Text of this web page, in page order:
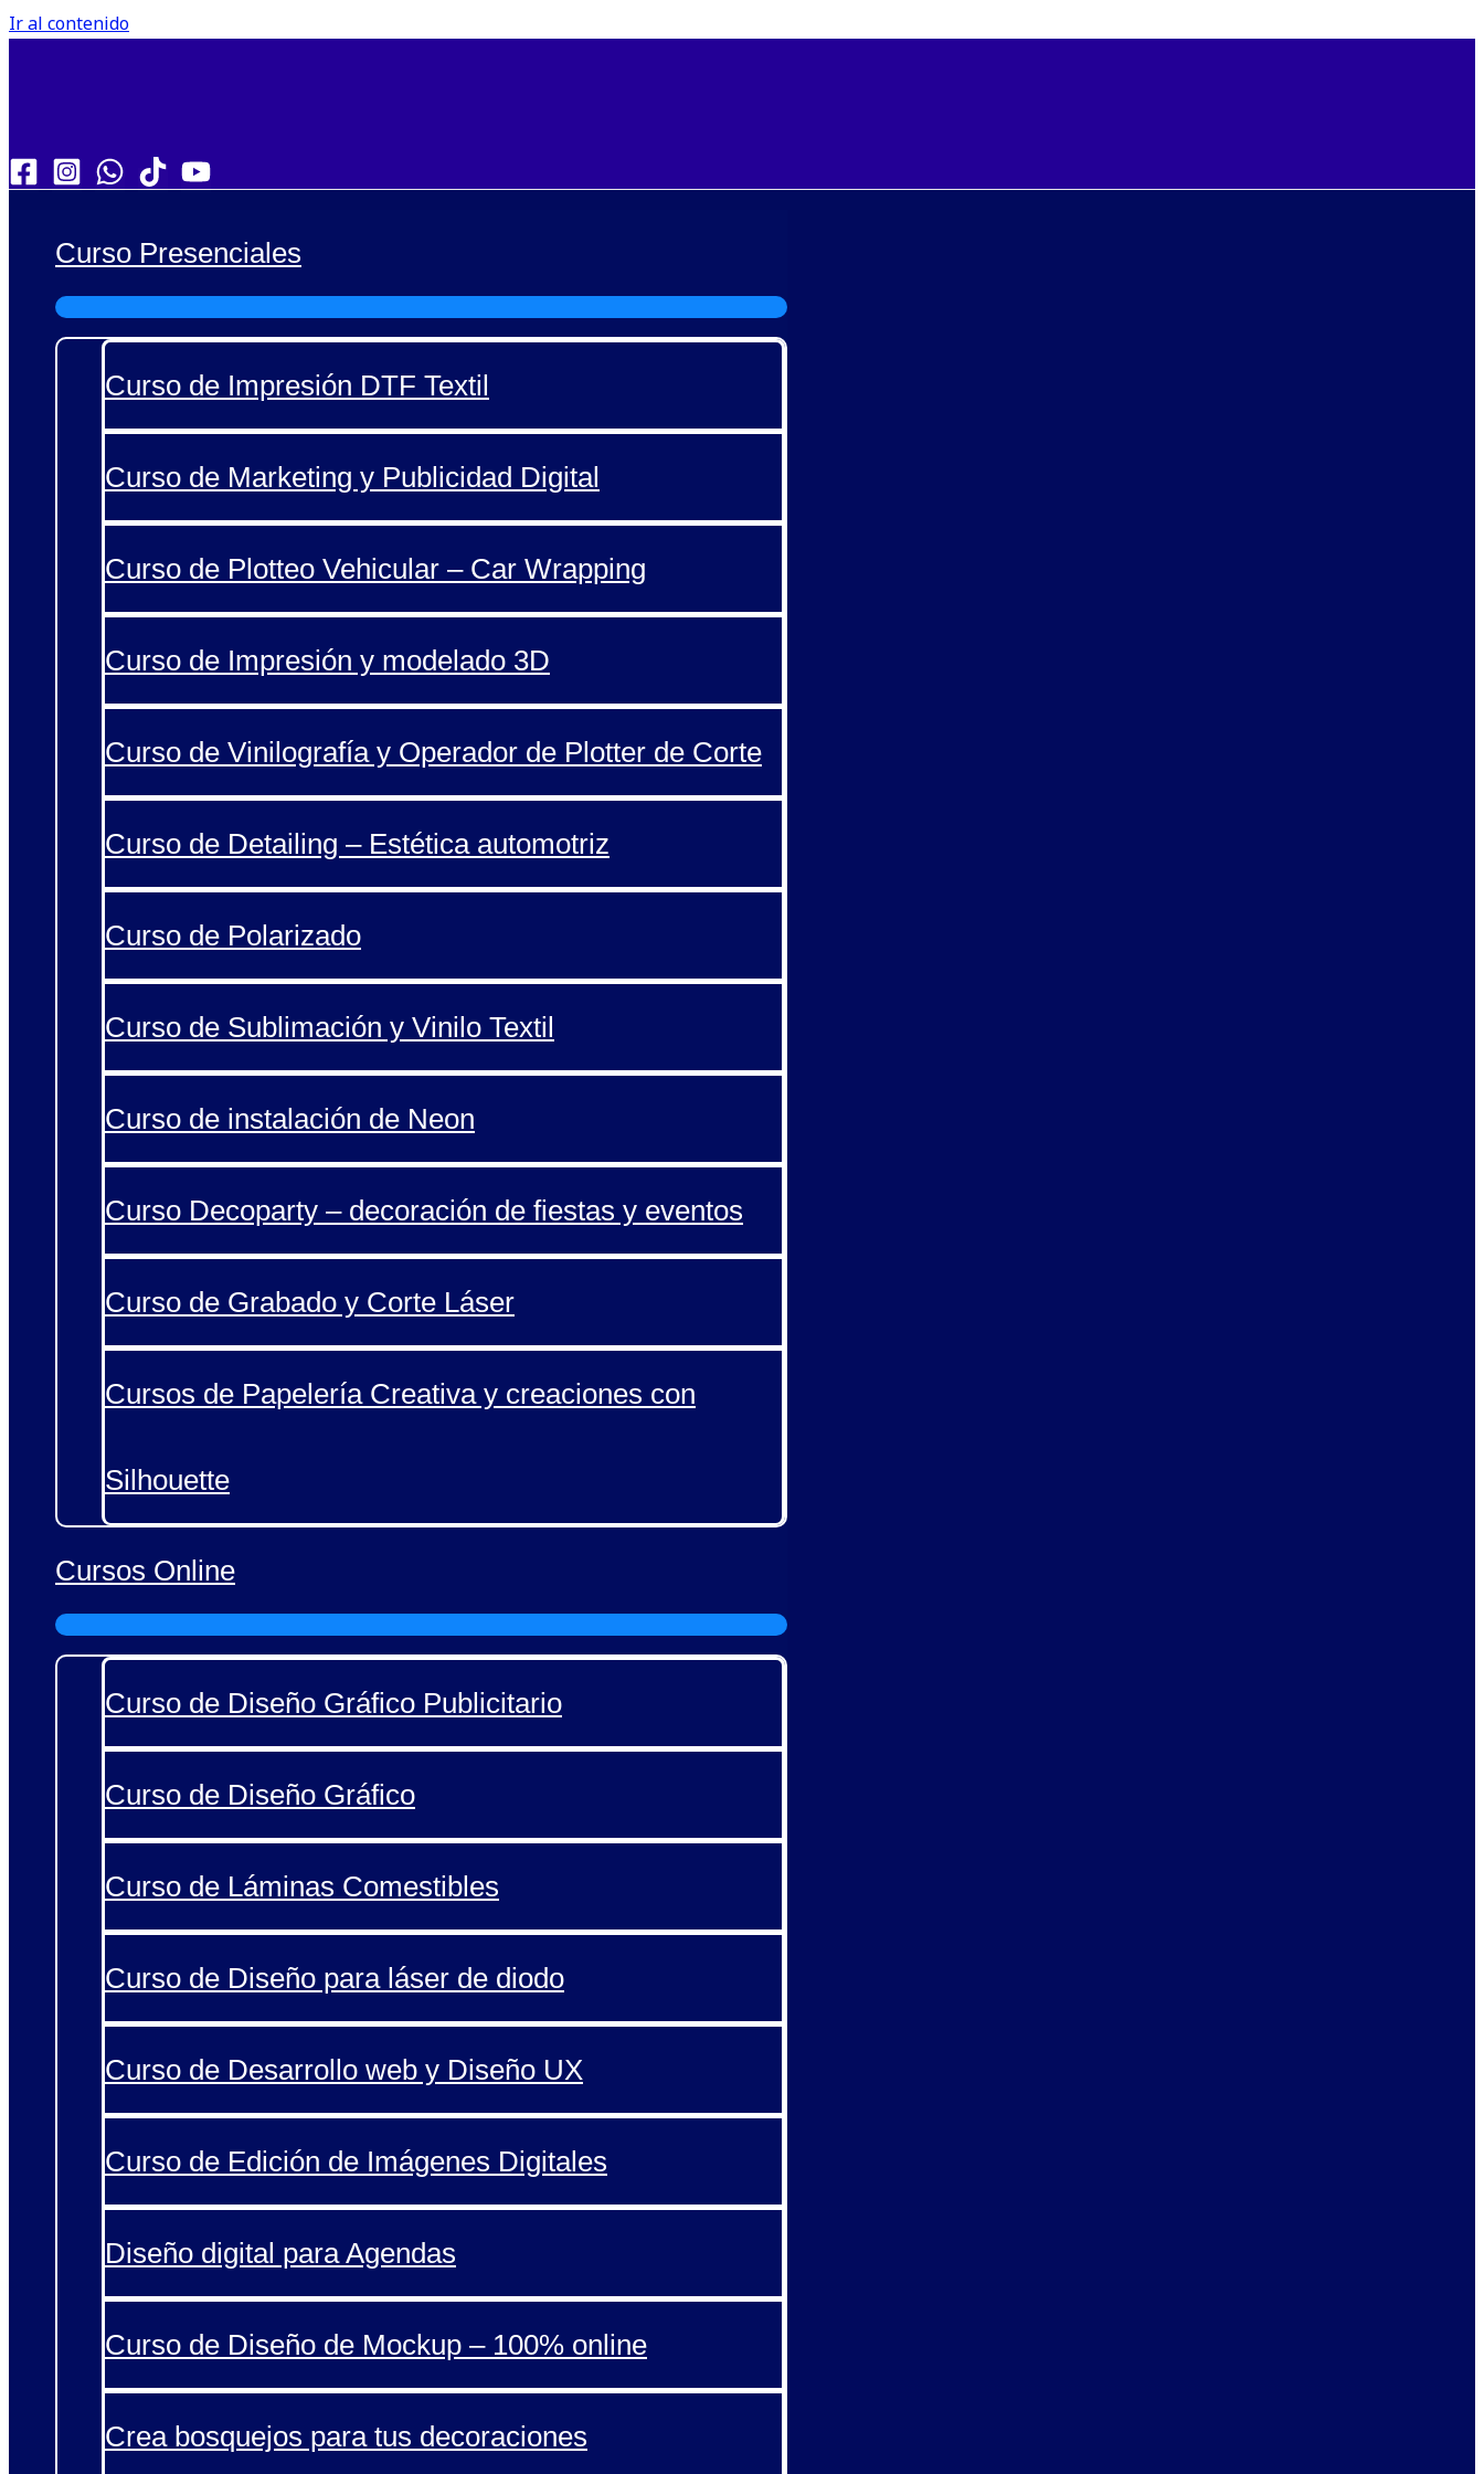
Ir al contenido
Curso Presenciales
Curso de Impresión DTF Textil
Curso de Marketing y Publicidad Digital
Curso de Plotteo Vehicular – Car Wrapping
Curso de Impresión y modelado 3D
Curso de Vinilografía y Operador de Plotter de Corte
Curso de Detailing – Estética automotriz
Curso de Polarizado
Curso de Sublimación y Vinilo Textil
Curso de instalación de Neon
Curso Decoparty – decoración de fiestas y eventos
Curso de Grabado y Corte Láser
Cursos de Papelería Creativa y creaciones con
Silhouette
Cursos Online
Curso de Diseño Gráfico Publicitario
Curso de Diseño Gráfico
Curso de Láminas Comestibles
Curso de Diseño para láser de diodo
Curso de Desarrollo web y Diseño UX
Curso de Edición de Imágenes Digitales
Diseño digital para Agendas
Curso de Diseño de Mockup – 100% online
Crea bosquejos para tus decoraciones